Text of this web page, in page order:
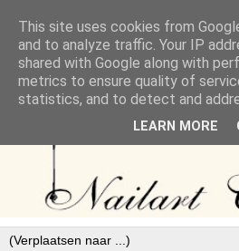
This site uses cookies from
and to analyze traffic. Your IP
shared with Google along with
metrics to ensure quality of
statistics, and to detect and
LEARN MORE